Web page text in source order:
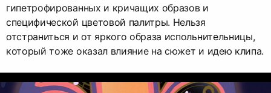
гипетрофированных и кричащих образов и
специфической цветовой палитры. Нельзя
отстраниться и от яркого образа испольнительницы,
который тоже оказал влияние на сюжет и идею клипа.